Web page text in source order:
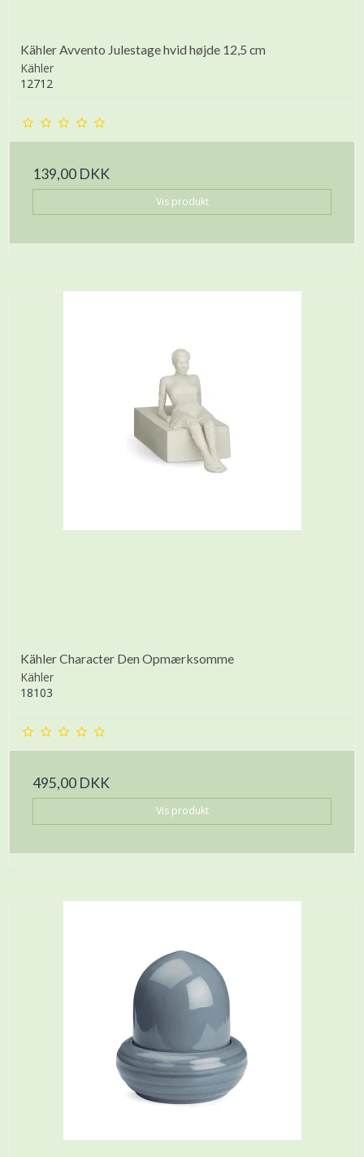
Kähler Avvento Julestage hvid højde 12,5 cm
Kähler
12712
139,00 DKK
Vis produkt
Kähler Character Den Opmærksomme
Kähler
18103
495,00 DKK
Vis produkt